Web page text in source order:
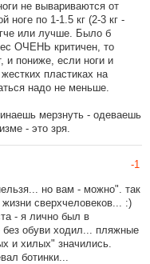
не вывариваются от
ноге по 1-1.5 кг (2-3 кг -
или лучше. Было б
ОЧЕНЬ критичен, то
и пониже, если ноги и
пластиках на
надо не меньше.
мерзнуть - одеваешь
- это зря.
-1
но вам - можно". так
сверхчеловеков... :)
- я лично был в
обуви ходил... пляжные
и хилых" значились.
ботинки...